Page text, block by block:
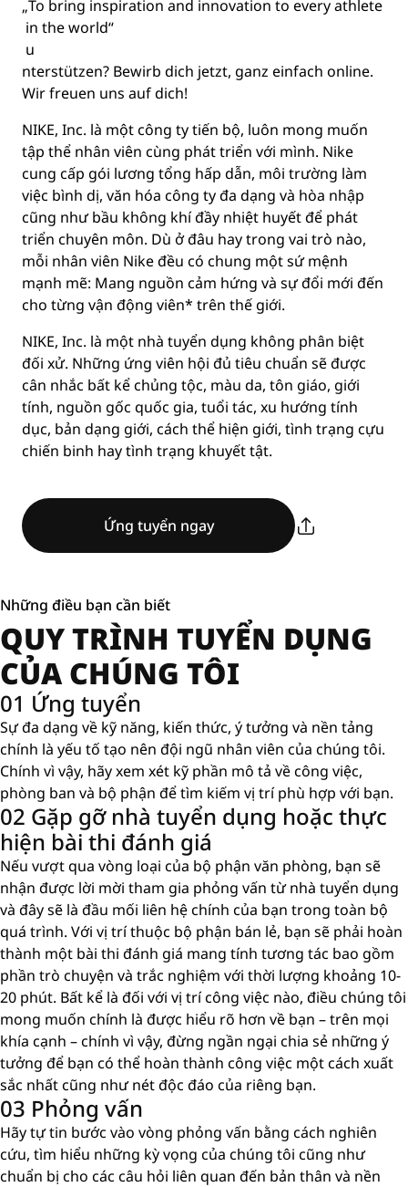
„To bring inspiration and innovation to everyathlete
in theworld“
u
nterstützen? Bewirb dich jetzt, ganz einfach online.
Wir freuen uns auf dich!
NIKE, Inc. là một công ty tiến bộ, luôn mong muốn
tập thể nhân viên cùng phát triển với mình. Nike
cung cấp gói lương tổng hấp dẫn, môi trường làm
việc bình dị, văn hóa công ty đa dạng và hòa nhập
cũng như bầu không khí đầy nhiệt huyết để phát
triển chuyên môn. Dù ở đâu hay trong vai trò nào,
mỗi nhân viên Nike đều có chung một sứ mệnh
mạnh mẽ: Mang nguồn cảm hứng và sự đổi mới đến
cho từng vận động viên* trên thế giới.
NIKE, Inc. là một nhà tuyển dụng không phân biệt
đối xử. Những ứng viên hội đủ tiêu chuẩn sẽ được
cân nhắc bất kể chủng tộc, màu da, tôn giáo, giới
tính, nguồn gốc quốc gia, tuổi tác, xu hướng tính
dục, bản dạng giới, cách thể hiện giới, tình trạng cựu
chiến binh hay tình trạng khuyết tật.
Ứng tuyển ngay
Những điều bạn cần biết
QUY TRÌNH TUYỂN DỤNG
CỦA CHÚNG TÔI
01 Ứng tuyển
Sự đa dạng về kỹ năng, kiến ​​thức, ý tưởng và nền tảng
chính là yếu tố tạo nên đội ngũ nhân viên của chúng tôi.
Chính vì vậy, hãy xem xét kỹ phần mô tả về công việc,
phòng ban và bộ phận để tìm kiếm vị trí phù hợp với bạn.
02 Gặp gỡ nhà tuyển dụng hoặc thực
hiện bài thi đánh giá
Nếu vượt qua vòng loại của bộ phận văn phòng, bạn sẽ
nhận được lời mời tham gia phỏng vấn từ nhà tuyển dụng
và đây sẽ là đầu mối liên hệ chính của bạn trong toàn bộ
quá trình. Với vị trí thuộc bộ phận bán lẻ, bạn sẽ phải hoàn
thành một bài thi đánh giá mang tính tương tác bao gồm
phần trò chuyện và trắc nghiệm với thời lượng khoảng 10-
20 phút. Bất kể là đối với vị trí công việc nào, điều chúng tôi
mong muốn chính là được hiểu rõ hơn về bạn – trên mọi
khía cạnh – chính vì vậy, đừng ngần ngại chia sẻ những ý
tưởng để bạn có thể hoàn thành công việc một cách xuất
sắc nhất cũng như nét độc đáo của riêng bạn.
03 Phỏng vấn
Hãy tự tin bước vào vòng phỏng vấn bằng cách nghiên
cứu, tìm hiểu những kỳ vọng của chúng tôi cũng như
chuẩn bị cho các câu hỏi liên quan đến bản thân và nền